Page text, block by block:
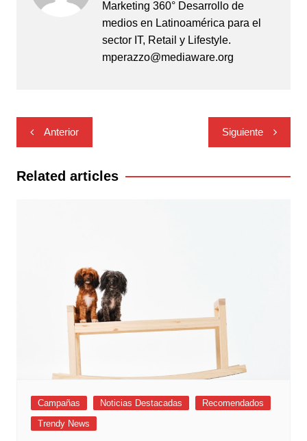
Marketing 360° Desarrollo de
medios en Latinoamérica para el
sector IT, Retail y Lifestyle.
mperazzo@mediaware.org
Navegación
de
entradas
Anterior Siguiente
Related articles
Campañas Noticias Destacadas
Recomendados
Trendy News